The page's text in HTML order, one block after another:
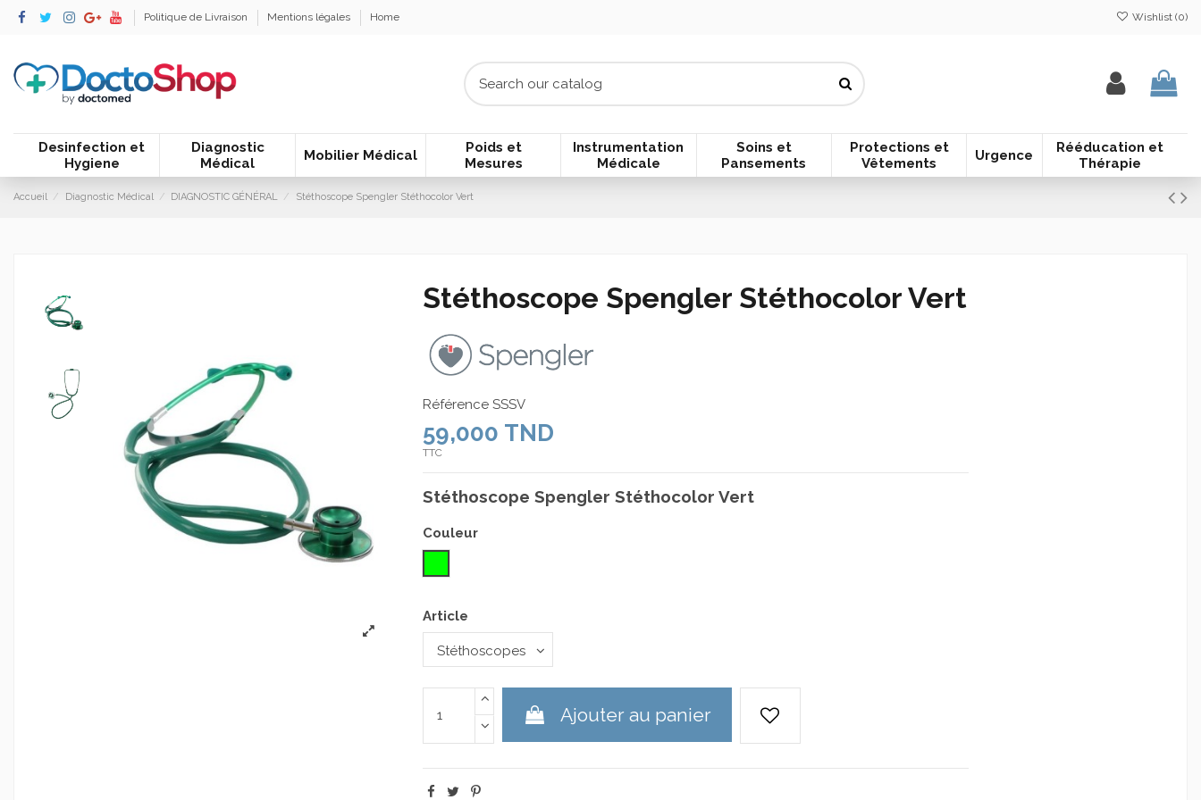
Politique de Livraison Mentions légales Home Wishlist (0)
Desinfection et
Hygiene
Diagnostic
Médical
Mobilier Médical
Poids et
Mesures
Instrumentation
Médicale
Soins et
Pansements
Protections et
Vêtements
Urgence
Rééducation et
Thérapie
Accueil Diagnostic Médical DIAGNOSTIC GÉNÉRAL Stéthoscope Spengler Stéthocolor Vert
Stéthoscope Spengler Stéthocolor Vert
Référence SSSV
59,000 TND
TTC
Stéthoscope Spengler Stéthocolor Vert
Couleur
Article
Ajouter au panier